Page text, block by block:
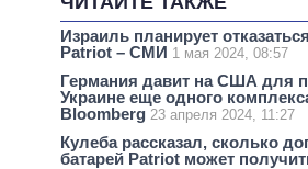
Израиль планирует
Patriot – СМИ 1 мая 2024, 08:57
Германия давит на США для
Украине еще одного
Bloomberg 23 апреля 2024, 11:27
Кулеба рассказал, сколько
батарей Patriot может